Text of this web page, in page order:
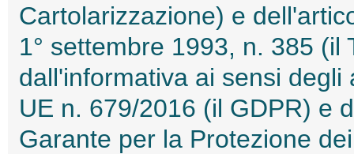
Cartolarizzazione) e
1° settembre 1993, n. 385
dall'informativa ai sensi
UE n. 679/2016 (il GDPR) e
Garante per la Protezione